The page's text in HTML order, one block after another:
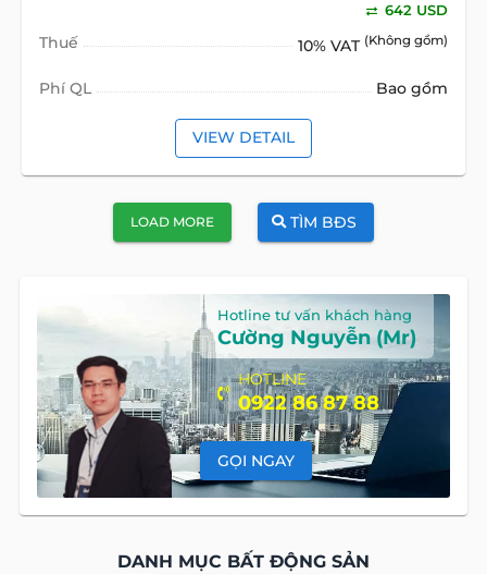
642 USD
Thuế 10% VAT (Không gồm)
Phí QL Bao gồm
VIEW DETAIL
LOAD MORE TÌM BĐS
Hotline tư vấn khách hàng
Cường Nguyễn (Mr)
HOTLINE
0922 86 87 88
GỌI NGAY
DANH MỤC BẤT ĐỘNG SẢN